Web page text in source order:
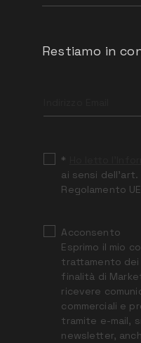
Restiamo in
field
*
ai sensi dell’art.
Regolamento
Acconsento
Esprimo il mio
trattamento
finalità di
ricevere
commerciali e
tramite e-mail,
newsletter,